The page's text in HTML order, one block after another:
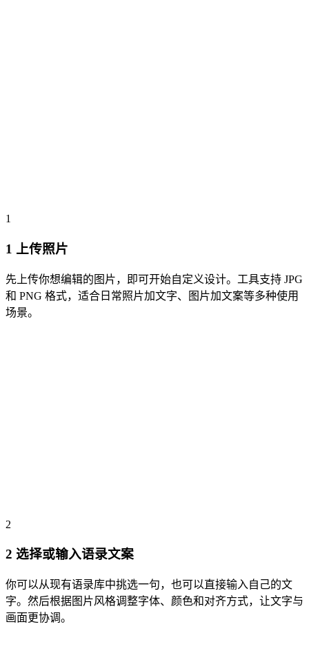
1
1 上传照片
先上传你想编辑的图片，即可开始自定义设计。工具支持 JPG
和 PNG 格式，适合日常照片加文字、图片加文案等多种使用
场景。
2
2 选择或输入语录文案
你可以从现有语录库中挑选一句，也可以直接输入自己的文
字。然后根据图片风格调整字体、颜色和对齐方式，让文字与
画面更协调。